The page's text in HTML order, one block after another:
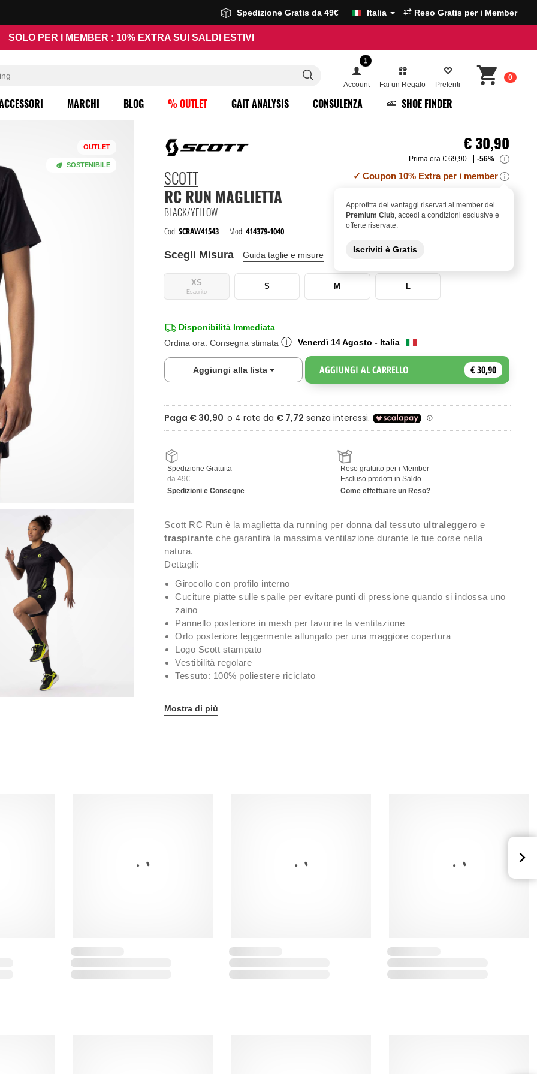
Spedizione Gratis da 49€ Italia Reso Gratis per i Member
SOLO PER I MEMBER : 10% EXTRA SUI SALDI ESTIVI
1
Account Fai un Regalo Preferiti
0
MARCHI BLOG % OUTLET GAIT ANALYSIS CONSULENZA SHOE FINDER
SCOTT
RC RUN MAGLIETTA
BLACK/YELLOW
Cod: SCRAW41543 Mod: 414379-1040
€30,90
Prima era€ 69,90 -56% i
Coupon 10% Extra per i member i
Approfitta dei vantaggi riservati ai member del
Premium Club, accedi a condizioni esclusive e
offerte riservate.
Iscriviti è Gratis
Scegli Misura Guida taglie e misure
XS
Esaurito
S M L
Disponibilità Immediata
Ordina ora. Consegna stimata ⓘ Venerdì 14 Agosto - Italia
Aggiungi alla lista Toggle DropdownAGGIUNGI AL CARRELLO € 30,90
Paga € 30,90
Spedizione Gratuita
da 49€
Spedizioni e Consegne
Reso gratuito per i Member
Escluso prodotti in Saldo
Come effettuare un Reso?
Scott RC Run è la maglietta da running per donna dal tessuto ultraleggero e
traspirante che garantirà la massima ventilazione durante le tue corse nella
natura.
Dettagli:
Girocollo con profilo interno
Cuciture piatte sulle spalle per evitare punti di pressione quando si indossa uno
zaino
Pannello posteriore in mesh per favorire la ventilazione
Orlo posteriore leggermente allungato per una maggiore copertura
Logo Scott stampato
Vestibilità regolare
Tessuto: 100% poliestere riciclato
Mostra di più
OUTLET
SOSTENIBILE